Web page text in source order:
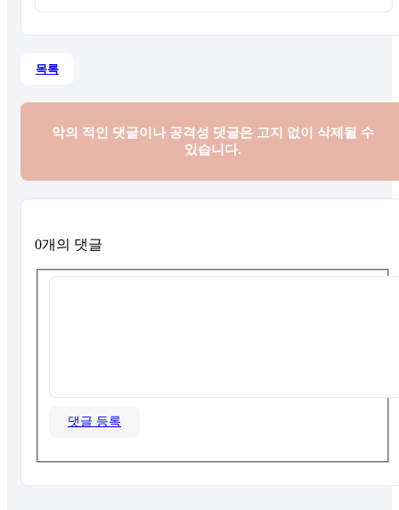
목록
악의 적인 댓글이나 공격성 댓글은 고지 없이 삭제될 수
있습니다.
0개의 댓글
댓글 등록